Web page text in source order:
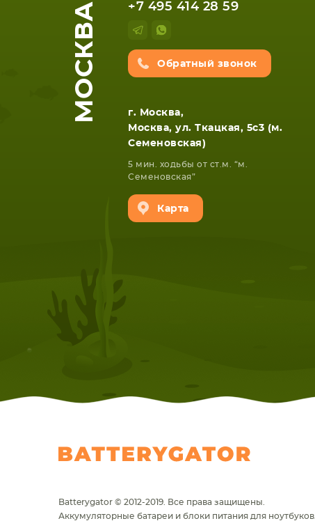
МОСКВА +7 495 414 28 59
Обратный звонок
г. Москва,
Москва, ул. Ткацкая, 5с3 (м.
Семеновская)
5 мин. ходьбы от ст.м. “м.
Семеновская”
Карта
Batterygator © 2012-2019. Все права защищены.
Аккумуляторные батареи и блоки питания для ноутбуков.